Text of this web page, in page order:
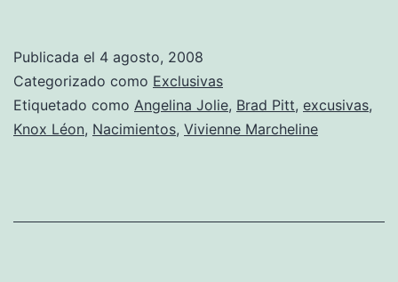
Publicada el 4 agosto, 2008
Categorizado como Exclusivas
Etiquetado como Angelina Jolie, Brad Pitt, excusivas,
Knox Léon, Nacimientos, Vivienne Marcheline